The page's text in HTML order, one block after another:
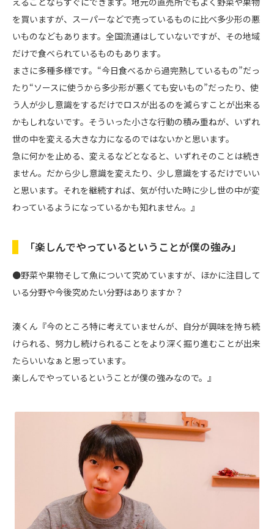
を買いますが、スーパーなどで売っているものに比べ多少形の悪
いものなどもあります。全国流通はしていないですが、その地域
だけで食べられているものもあります。
まさに多種多様です。“今日食べるから過完熟しているもの”だっ
たり“ソースに使うから多少形が悪くても安いもの”だったり、使
う人が少し意識をするだけでロスが出るのを減らすことが出来る
かもしれないです。そういった小さな行動の積み重ねが、いずれ
世の中を変える大きな力になるのではないかと思います。
急に何かを止める、変えるなどとなると、いずれそのことは続き
ません。だから少し意識を変えたり、少し意識をするだけでいい
と思います。それを継続すれば、気が付いた時に少し世の中が変
わっているようになっているかも知れません。』
「楽しんでやっているということが僕の強み」
●野菜や果物そして魚について究めていますが、ほかに注目して
いる分野や今後究めたい分野はありますか？
湊くん『今のところ特に考えていませんが、自分が興味を持ち続
けられる、努力し続けられることをより深く掘り進むことが出来
たらいいなぁと思っています。
楽しんでやっているということが僕の強みなので。』